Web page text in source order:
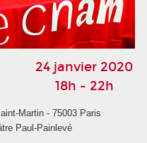
24 janvier 2020
18h - 22h
Martin - 75003 Paris
Paul-Painlevé